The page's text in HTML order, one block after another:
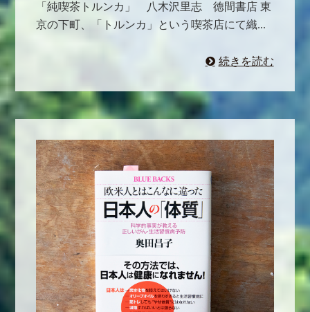
「純喫茶トルンカ」 八木沢里志 徳間書店 東
京の下町、「トルンカ」という喫茶店にて織...
続きを読む